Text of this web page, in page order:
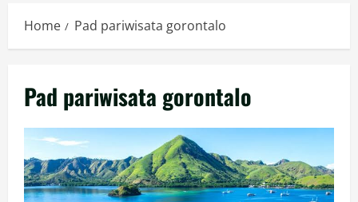
Home Pad pariwisata gorontalo
Pad pariwisata gorontalo